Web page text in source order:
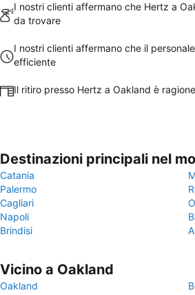
I nostri clienti affermano che Hertz a
da trovare
I nostri clienti affermano che il
efficiente
Il ritiro presso Hertz a Oakland è
Destinazioni principali nel
Catania
Palermo
Cagliari
Napoli
Brindisi
Vicino a Oakland
Oakland